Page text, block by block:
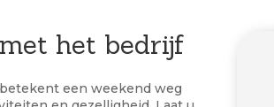
het bedrijf
een weekend weg